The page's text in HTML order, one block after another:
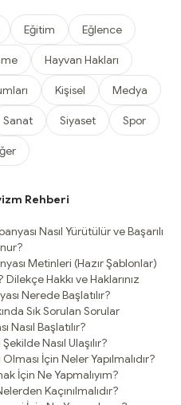
Eğitim Eğlence
Hayvan Hakları
Kişisel Medya
Sanat Siyaset Spor
Rehberi
Nasıl Yürütülür ve Başarılı
Metinleri (Hazır Şablonlar)
Hakkı ve Haklarınız
Nerede Başlatılır?
Sık Sorulan Sorular
Nasıl Başlatılır?
Nasıl Ulaşılır?
İçin Neler Yapılmalıdır?
İçin Ne Yapmalıyım?
Kaçınılmalıdır?